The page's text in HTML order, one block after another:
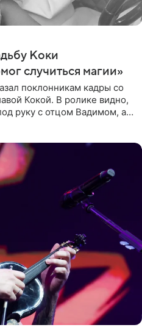
Коки
случиться магии»
поклонникам кадры со
Кокой. В ролике видно,
руку с отцом Вадимом, а у